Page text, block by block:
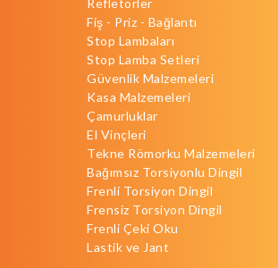
Fiş - Priz - Bağlantı
Stop Lambaları
Stop Lamba Setleri
Güvenlik Malzemeleri
Kasa Malzemeleri
Çamurluklar
El Vinçleri
Tekne Römorku Malzemeleri
Bağımsız Torsiyonlu Dingil
Frenli Torsiyon Dingil
Frensiz Torsiyon Dingil
Frenli Çeki Oku
Lastik ve Jant